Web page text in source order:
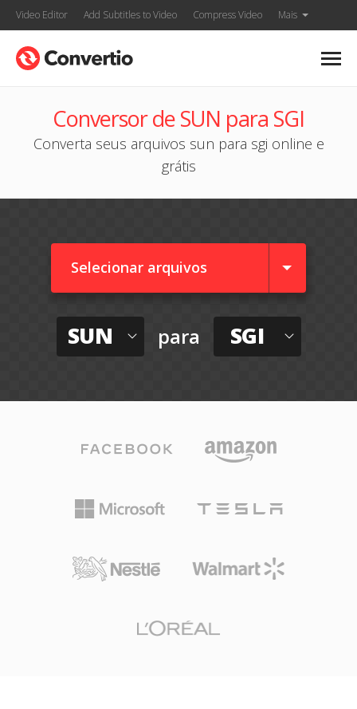
Video Editor Add Subtitles to Video Compress Video Mais
Conversor de SUN para SGI
Converta seus arquivos sun para sgi online e
grátis
Selecionar arquivos
SUN para SGI